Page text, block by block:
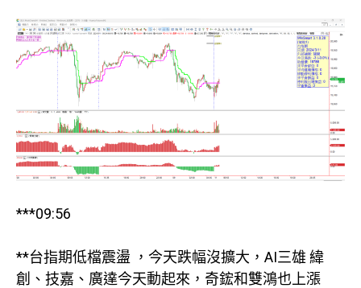
***09:56
**台指期低檔震盪 ，今天跌幅沒擴大，AI三雄 緯
創、技嘉、廣達今天動起來，奇鋐和雙鴻也上漲